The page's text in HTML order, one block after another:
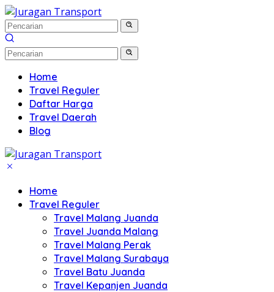
Home
Travel Reguler
Daftar Harga
Travel Daerah
Blog
Home
Travel Reguler
Travel Malang Juanda
Travel Juanda Malang
Travel Malang Perak
Travel Malang Surabaya
Travel Batu Juanda
Travel Kepanjen Juanda